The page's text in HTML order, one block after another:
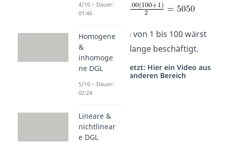
Bei den Zahlen von 1 bis 100 wärst
du sonst sehr lange beschäftigt.
Studyflix vernetzt: Hier ein Video aus
einem anderen Bereich
4/10 – Dauer:
01:46
Homogene
&
inhomoge
ne DGL
5/10 – Dauer:
02:24
Lineare &
nichtlinear
e DGL